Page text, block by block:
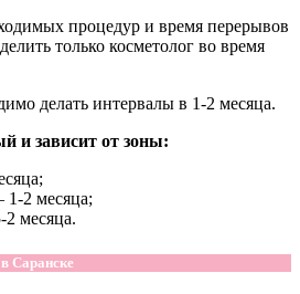
процедур и время перерывов
только косметолог во время
делать интервалы в 1-2 месяца.
и зависит от зоны:
2 месяца;
месяца.
Саранске